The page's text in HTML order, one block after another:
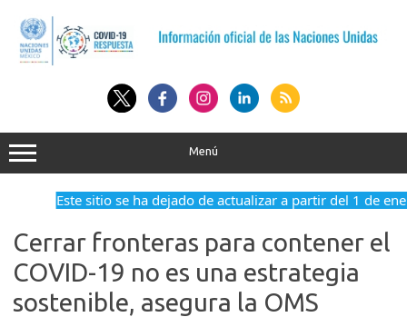
contenido
Menú
Este sitio se ha dejado de actualizar a partir del 1 de
Cerrar fronteras para contener el
COVID-19 no es una estrategia
sostenible, asegura la OMS